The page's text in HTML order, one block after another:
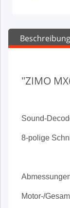
Beschreibung
"ZIMO
Sound-
8-polige
Motor-/